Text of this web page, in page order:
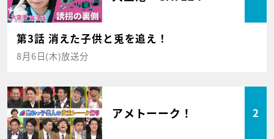
第3話 消えた子供と兎を追え！
8月6日(木)放送分
アメトーーク！ 2